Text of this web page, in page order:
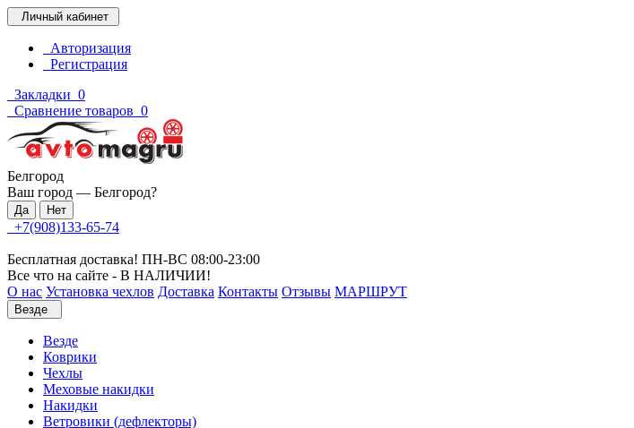
Личный кабинет
Авторизация
Регистрация
Закладки 0
Сравнение товаров 0
Белгород
Ваш город — Белгород?
+7(908)133-65-74
Бесплатная доставка! ПН-ВС 08:00-23:00
Все что на сайте - В НАЛИЧИИ!
О нас Установка чехлов Доставка Контакты Отзывы МАРШРУТ
Везде
Везде
Коврики
Чехлы
Меховые накидки
Накидки
Ветровики (дефлекторы)